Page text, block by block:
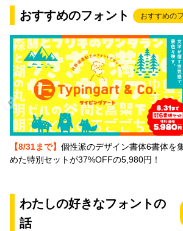
おすすめのフォント おすすめの
【8/31まで】 個性派のデザイン書体6書体を
めた特別セットが37%OFFの5,980円！
わたしの好きなフォントの
話